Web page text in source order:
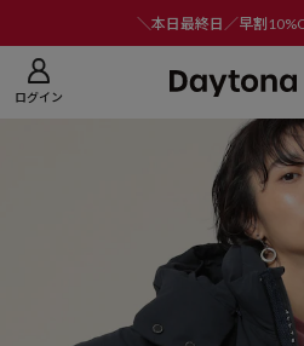
＼本日最終日／早割
ログイン